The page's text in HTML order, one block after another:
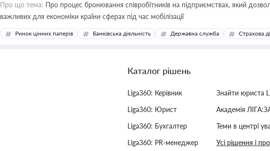
Про що тема: Про процес бронювання співробітників на підприємствах, який
важливих для економіки країни сферах під час мобілізації
Ринок цінних паперів Банківська діяльність Державна служба Страхова
Каталог рішень
Liga360: Керівник
Liga360: Юрист
Liga360: Бухгалтер
Liga360: PR-менеджер
Знайти юриста
Академія
Теми в центрі
Усі рішення і